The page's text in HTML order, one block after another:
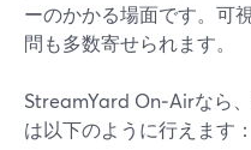
ーのかかる場面です。可
問も多数寄せられます。
StreamYard On‑Airなら
は以下のように行えます：